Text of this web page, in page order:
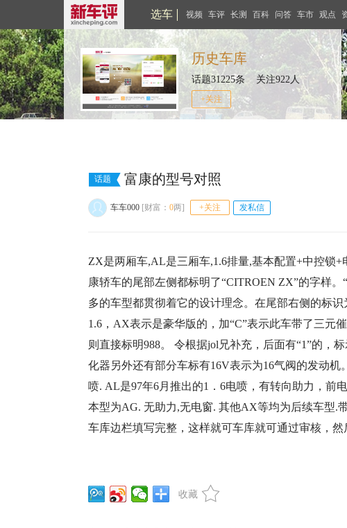
选车 视频 车评 长测 百科 问答 车市 观点
历史车库
话题31225条 关注922人
+关注
话题 富康的型号对照
车车000 [财富： 0两] +关注 发私信
ZX是两厢车,AL是三厢车,1.6排量,基本配置+中控锁
康轿车的尾部左侧都标明了“CITROEN ZX”的字样
多的车型都贯彻着它的设计理念。在尾部右侧的标
1.6，AX表示是豪华版的，加“C”表示此车带了三元
则直接标明988。 令根据jol兄补充，后面有“1”的，
化器另外还有部分车标有16V表示为16气阀的发动机
喷. AL是97年6月推出的1．6电喷，有转向助力，前
本型为AG. 无助力,无电窗. 其他AX等均为后续车型.
车库边栏填写完整，这样就可车库就可通过审核，
收藏